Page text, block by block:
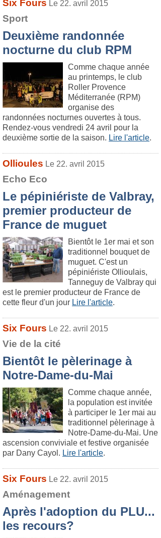
Six Fours Le 22. avril 2015
Sport
Deuxième randonnée
nocturne du club RPM
Comme chaque année
au printemps, le club
Roller Provence
Méditerranée (RPM)
organise des
randonnées nocturnes ouvertes à tous.
Rendez-vous vendredi 24 avril pour la
deuxième sortie de la saison. Lire l'article.
Ollioules Le 22. avril 2015
Echo Eco
Le pépiniériste de Valbray,
premier producteur de
France de muguet
Bientôt le 1er mai et son
traditionnel bouquet de
muguet. C'est un
pépiniériste Ollioulais,
Tanneguy de Valbray qui
est le premier producteur de France de
cette fleur d'un jour Lire l'article.
Six Fours Le 22. avril 2015
Vie de la cité
Bientôt le pèlerinage à
Notre-Dame-du-Mai
Comme chaque année,
la population est invitée
à participer le 1er mai au
traditionnel pèlerinage à
Notre-Dame-du-Mai. Une
ascension conviviale et festive organisée
par Dany Cayol. Lire l'article.
Six Fours Le 22. avril 2015
Aménagement
Après l'adoption du PLU...
les recours?